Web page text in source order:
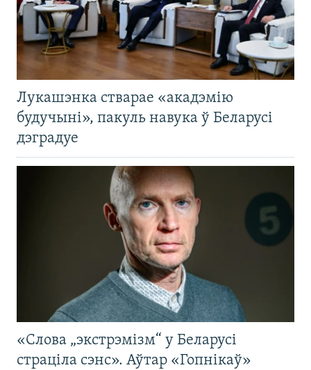
Лукашэнка стварае «акадэмію
будучыні», пакуль навука ў Беларусі
дэградуе
«Слова „экстрэмізм“ у Беларусі
страціла сэнс». Аўтар «Гопнікаў»